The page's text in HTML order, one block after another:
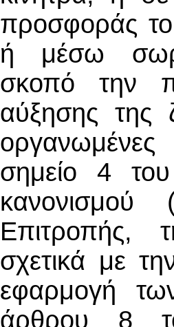
προσφοράς
ή μέσω
σκοπό την
αύξησης της
σημείο 4
Επιτροπής,
σχετικά με
εφαρμογή
άρθρου 8